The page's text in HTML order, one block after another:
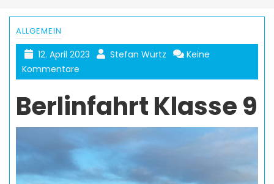
ALLGEMEIN
12. April 2023 Stefan Würtz
Keine
Kommentare
Berlinfahrt Klasse 9